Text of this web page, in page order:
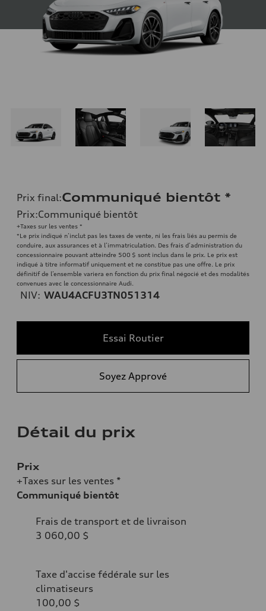
Prix final:Communiqué bientôt *
Prix:Communiqué bientôt
+Taxes sur les ventes *
*Le prix indiqué n’inclut pas les taxes de vente, ni les frais liés au permis de
conduire, aux assurances et à l’immatriculation. Des frais d’administration du
concessionnaire pouvant atteindre 500 $ sont inclus dans le prix. Le prix est
indiqué à titre informatif uniquement et ne constitue pas une offre. Le prix
définitif de l’ensemble variera en fonction du prix final négocié et des modalités
convenues avec le concessionnaire Audi.
NIV: WAU4ACFU3TN051314
Essai Routier
Soyez Apprové
Détail du prix
Prix
+Taxes sur les ventes *
Communiqué bientôt
Frais de transport et de livraison
3 060,00 $
Taxe d'accise fédérale sur les
climatiseurs
100,00 $